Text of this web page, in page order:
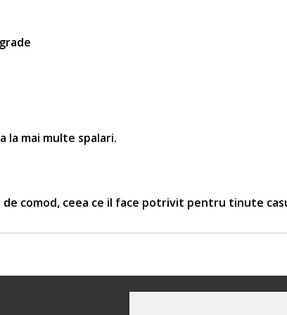
la mai multe spalari.
comod, ceea ce il face potrivit pentru tinute